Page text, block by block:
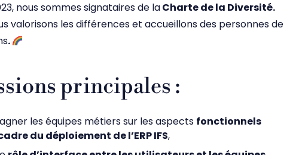
nous sommes signataires de laCharte de la Diversité.
valorisons les différences et accueillons des personnes de
.
principales :
les équipes métiers sur les aspects fonctionnels
du déploiement de l’ERP IFS,